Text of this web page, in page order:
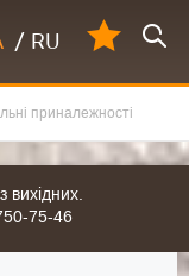
/ RU
приналежності
75-46